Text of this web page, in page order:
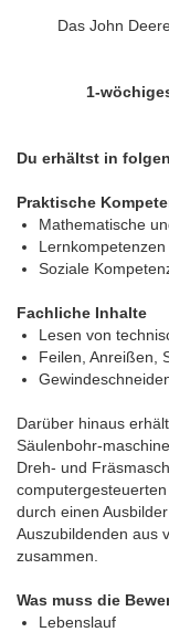
Das John
1-
Du erhältst in
Praktische
Mathematische
Lernkompetenzen
Soziale
Fachliche Inhalte
Lesen von
Feilen, Anreißen,
Darüber hinaus
Säulenbo​hr-
Dreh- und
durch einen
Auszubildenden aus
zusammen.
Was muss die
Lebenslauf